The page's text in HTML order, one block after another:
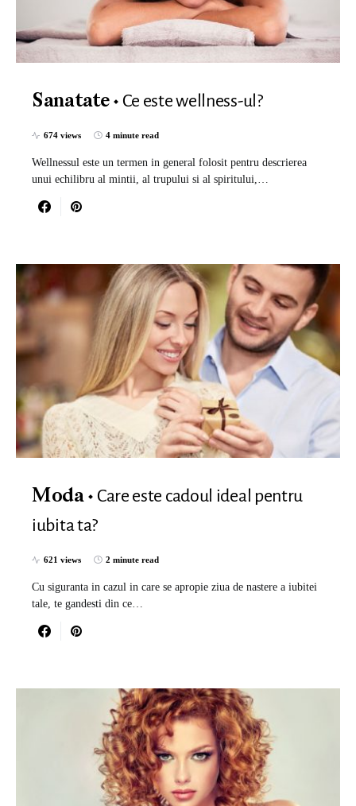
Sanatate Ce este wellness-ul?
674 views 4 minute read
Wellnessul este un termen in general folosit pentru descrierea
unui echilibru al mintii, al trupului si al spiritului,…
Moda
Care este cadoul ideal pentru
iubita ta?
621 views 2 minute read
Cu siguranta in cazul in care se apropie ziua de nastere a iubitei
tale, te gandesti din ce…